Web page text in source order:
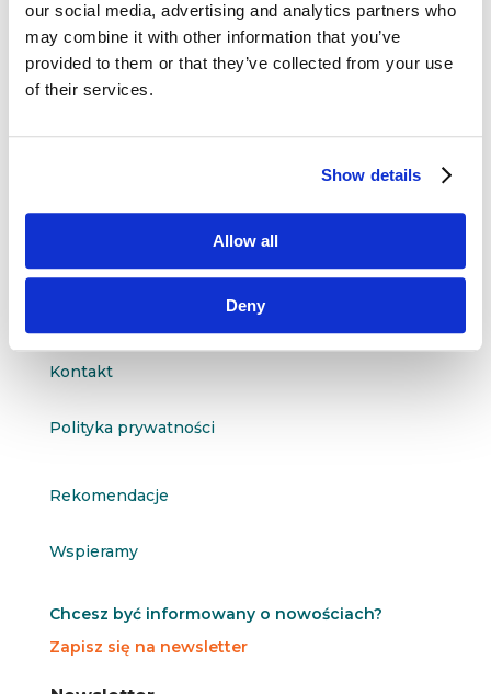
our social media, advertising and analytics partners who
may combine it with other information that you’ve
provided to them or that they’ve collected from your use
of their services.
Show details
Allow all
Deny
Dane kontaktowe
ul. Organizacji WiN 83/7
questus@questus.pl
Kontakt
Polityka prywatności
Rekomendacje
Wspieramy
Chcesz być informowany o nowościach?
Zapisz się na newsletter